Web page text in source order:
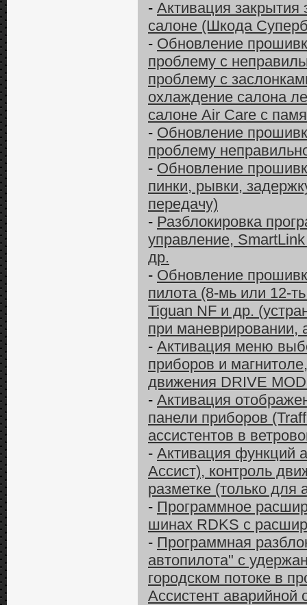
- Активация закрытия
салоне (Шкода
- Обновление
проблему с
проблему с
охлаждение салона
салоне Air Care с
- Обновление
проблему
- Обновление
пинки, рывки,
передачу)
- Разблокировка
управление,
др.
- Обновление
пилота (8-мь или 12-
Tiguan NF и др.
при маневрировании,
- Активация меню
приборов и
движения DRIVE
- Активация
панели приборов
ассистентов в
- Активация функций
Ассист), контроль
разметке (только для
- Программное
шинах RDKS с
- Программная
автопилота" с
городском потоке в
Ассистент аварийной